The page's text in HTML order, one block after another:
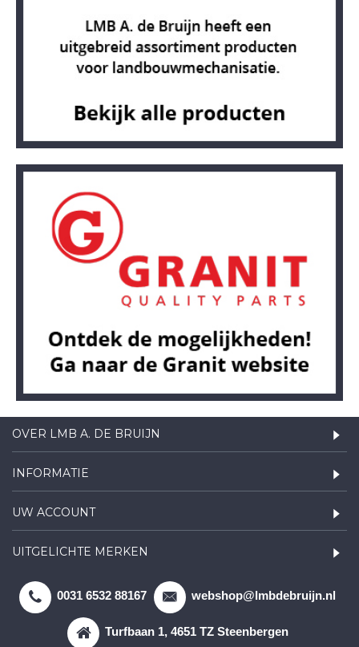
OVER LMB A. DE BRUIJN
INFORMATIE
UW ACCOUNT
UITGELICHTE MERKEN
0031 6532 88167 webshop@lmbdebruijn.nl
Turfbaan 1, 4651 TZ Steenbergen